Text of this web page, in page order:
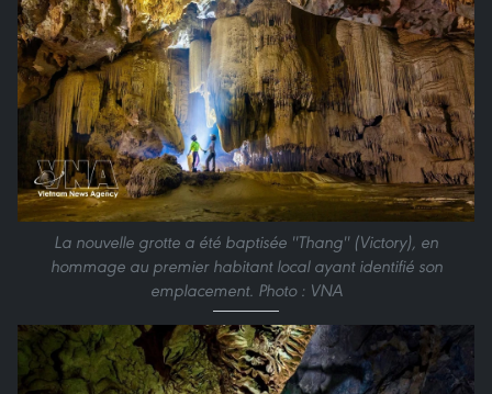
La nouvelle grotte a été baptisée ''Thang'' (Victory), en
hommage au premier habitant local ayant identifié son
emplacement. Photo : VNA